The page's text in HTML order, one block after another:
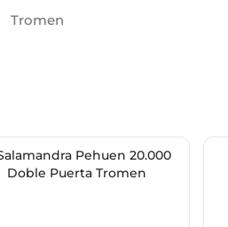
Tromen